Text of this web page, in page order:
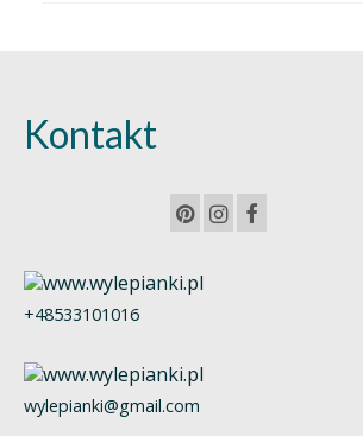
Kontakt
+48533101016
wylepianki@gmail.com